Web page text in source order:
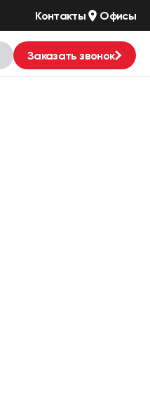
Контакты Офисы
Заказать звонок